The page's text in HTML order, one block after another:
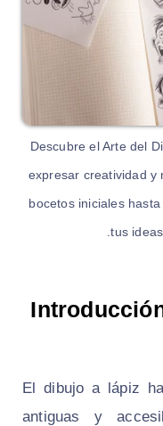
Descubre el Arte del
expresar creatividad y
bocetos iniciales
tus
El dibujo a lápiz
antiguas y